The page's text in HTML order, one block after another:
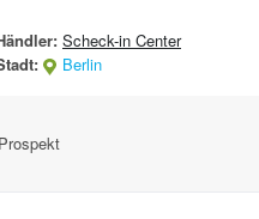
Scheck-in Center
Berlin